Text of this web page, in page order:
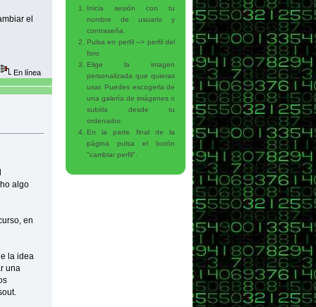
superior a tres letras");
ha de tener almenos 3 caracteres(alfanumericos o el
el
En línea
algo
en
la idea
una
Inicia sesión con tu
nombre de usuario y
contraseña.
Pulsa en perfil --> perfil del
foro
Elige la imagen
personalizada que quieras
usar. Puedes escogerla de
una galería de imágenes o
subirla desde tu
ordenador.
En la parte final de la
página pulsa el botón
"cambiar perfil".